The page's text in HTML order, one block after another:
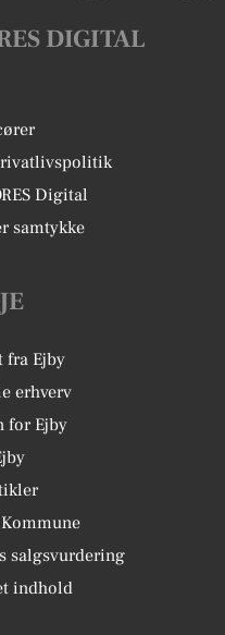
DIGITAL
Digital
samtykke
fra Ejby
erhverv
for Ejby
salgsvurdering
indhold